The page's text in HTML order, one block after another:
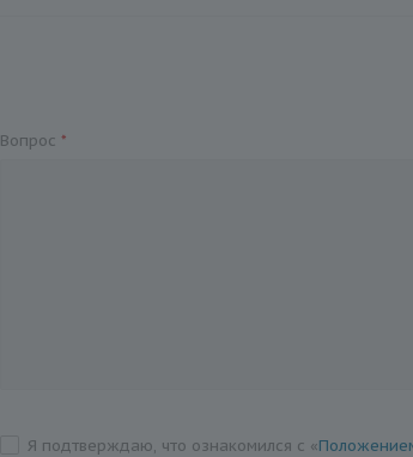
Вопрос *
Я подтверждаю, что ознакомился с «